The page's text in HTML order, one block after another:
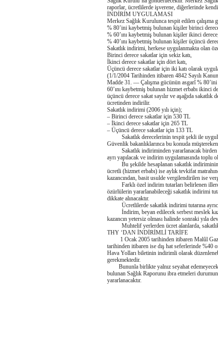
raporlar, ücretlilerde işverene, diğerlerinde
İNDİRİM UYGULAMASI
Merkez Sağlık Kurulunca tespit edilen çalışma
% 80’ini kaybetmiş bulunan kişiler birinci
% 60’ını kaybetmiş bulunan kişiler ikinci
% 40’ını kaybetmiş bulunan kişiler üçüncü
Sakatlık indirimi, herkese uygulanmakta olan
Birinci derece sakatlar için sekiz katı,
İkinci derece sakatlar için dört katı,
Üçüncü derece sakatlar için iki katı olarak
(1/1/2004 Tarihinden itibaren 4842 Sayılı
Madde 31. — Çalışma gücünün asgarî %
60’ını kaybetmiş bulunan hizmet erbabı ikinci
üçüncü derece sakat sayılır ve aşağıda
ücretinden indirilir.
Sakatlık indirimi (2006 yılı için);
– Birinci derece sakatlar için 530 TL
– İkinci derece sakatlar için 265 TL
– Üçüncü derece sakatlar için 133 TL
Sakatlık derecelerinin tespit şekli ile
Güvenlik bakanlıklarınca bu konuda
Sakatlık indiriminden yararlanacak birden
ayrı yapılacak ve indirim uygulamasında toplu
Bu şekilde hesaplanan sakatlık indiriminin
ücretli (hizmet erbabı) ise aylık tevkifat
kazancından, basit usulde vergilendirilen ise
Farklı özel indirim tutarları belirlenen
özürlülerin yararlanabileceği sakatlık indirimi
dikkate alınacaktır.
Ücretlilerde sakatlık indirimi tutarına
İndirim, beyan edilecek serbest meslek
kazancın yetersiz olması halinde sonraki yıla
Muhtelif yerlerden ücret alanlarda, sakatlık
THY ‘DAN İNDİRİMLİ TARİFE
1 Ocak 2005 tarihinden itibaren Malûl
tarihinden itibaren ise dış hat seferlerinde %40
Hava Yolları biletinin indirimli olarak
gerekmektedir.
Bununla birlikte yalnız seyahat
bulunan Sağlık Raporunu ibra etmeleri
yararlanacaktır.